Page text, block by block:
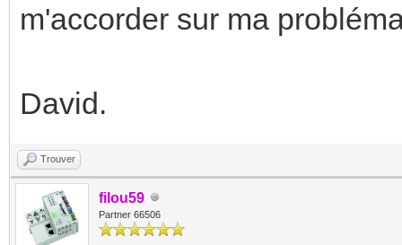
m'accorder sur ma
David.
Trouver
filou59
Partner 66506